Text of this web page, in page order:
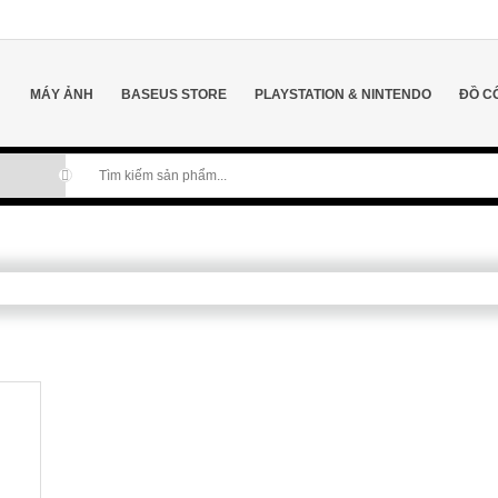
MÁY ẢNH BASEUS STORE PLAYSTATION & NINTENDO ĐỒ